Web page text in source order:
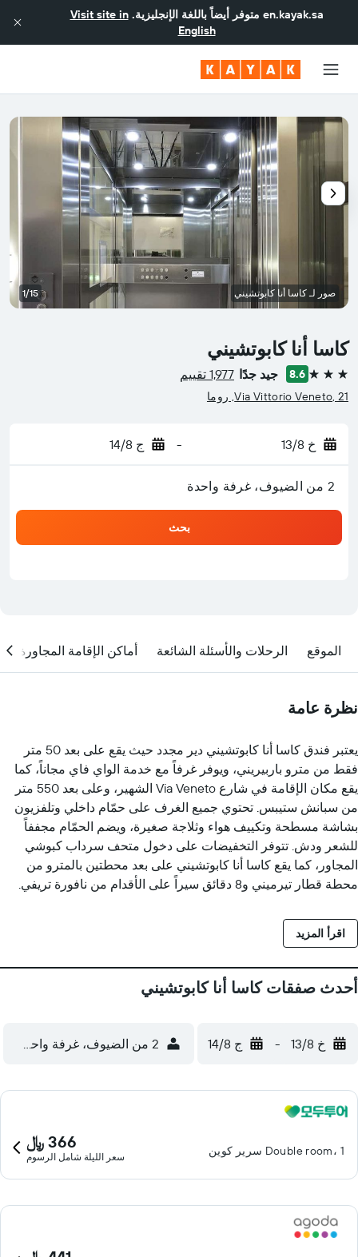
en.kayak.sa متوفر أيضاً باللغة الإنجليزية.Visit site in
English
كاسا أنا كابوتشيني
3 نجوم 8.6 جيد جدًا 1,977 تقييم
Via Vittorio Veneto, 21, روما
خ 13/8 - ج 14/8
2 من الضيوف، غرفة واحدة
بحث
صور لـ كاسا أنا كابوتشيني 1/15
الموقع الرحلات والأسئلة الشائعة أماكن الإقامة المجاورة
نظرة عامة
يعتبر فندق كاسا أنا كابوتشيني دير مجدد حيث يقع على بعد 50 متر
فقط من مترو باربيريني، ويوفر غرفاً مع خدمة الواي فاي مجاناً، كما
يقع مكان الإقامة في شارع Via Veneto الشهير، وعلى بعد 550 متر
من سبانش ستيبس. تحتوي جميع الغرف على حمّام داخلي وتلفزيون
بشاشة مسطحة وتكييف هواء وثلاجة صغيرة، ويضم الحمّام مجففاً
للشعر ودش. تتوفر التخفيضات على دخول متحف سرداب كبوشي
المجاور، كما يقع كاسا أنا كابوتشيني على بعد محطتين بالمترو من
محطة قطار تيرميني و8 دقائق سيراً على الأقدام من نافورة تريفي.
اقرأ المزيد
أحدث صفقات كاسا أنا كابوتشيني
خ 13/8 - ج 14/8 2 من الضيوف، غرفة واحدة
Double room، 1 سرير كوين 366 ﷼
سعر الليلة شامل الرسوم